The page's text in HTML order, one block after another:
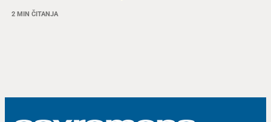
2 MIN ČITANJA